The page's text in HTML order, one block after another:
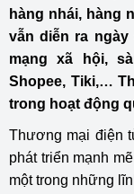
hàng nhái, hàng
vẫn diễn ra
mạng xã hội,
Shopee, Tiki,…
trong hoạt động
Thương mại điện
phát triển mạnh
một trong những